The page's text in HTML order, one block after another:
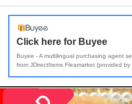
Click here for Buyee
Buyee - A multilingual purchasing agent
from JDirectItems Fleamarket (provided